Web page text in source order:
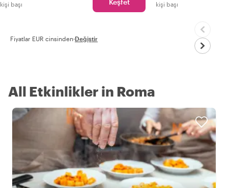
kişi başı Keşfet kişi başı
Fiyatlar EUR cinsinden·Değiştir
All Etkinlikler in Roma